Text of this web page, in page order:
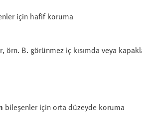
için hafif koruma
B. görünmez iç kısımda veya
bileşenler için orta düzeyde koruma